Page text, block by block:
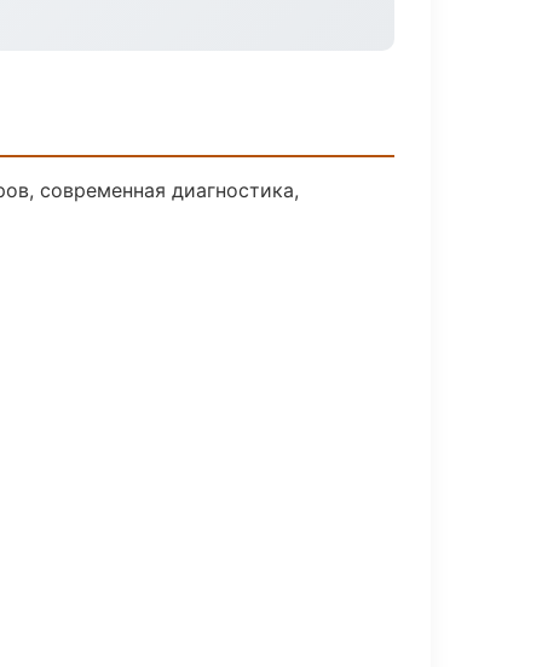
современная диагностика,